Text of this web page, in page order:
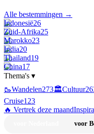
Alle bestemmingen →
Indonesië26
Zuid-Afrika25
Marokko23
India20
Thailand19
China17
Thema's ▾
🥾Wandelen273🏛️Cultuur
Cruise123
🔥 Vertrek deze maand
voor